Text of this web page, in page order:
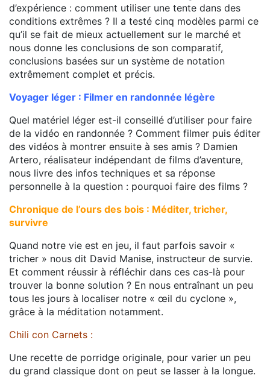
d’expérience : comment utiliser une tente dans des
conditions extrêmes ? Il a testé cinq modèles parmi ce
qu’il se fait de mieux actuellement sur le marché et
nous donne les conclusions de son comparatif,
conclusions basées sur un système de notation
extrêmement complet et précis.
Voyager léger : Filmer en randonnée légère
Quel matériel léger est-il conseillé d’utiliser pour faire
de la vidéo en randonnée ? Comment filmer puis éditer
des vidéos à montrer ensuite à ses amis ? Damien
Artero, réalisateur indépendant de films d’aventure,
nous livre des infos techniques et sa réponse
personnelle à la question : pourquoi faire des films ?
Chronique de l’ours des bois : Méditer, tricher,
survivre
Quand notre vie est en jeu, il faut parfois savoir «
tricher » nous dit David Manise, instructeur de survie.
Et comment réussir à réfléchir dans ces cas-là pour
trouver la bonne solution ? En nous entraînant un peu
tous les jours à localiser notre « œil du cyclone »,
grâce à la méditation notamment.
Chili con Carnets :
Une recette de porridge originale, pour varier un peu
du grand classique dont on peut se lasser à la longue.